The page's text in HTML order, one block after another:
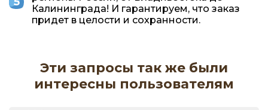
Калининграда! И гарантируем, что заказ
придет в целости и сохранности.
Эти запросы так же были
интересны пользователям